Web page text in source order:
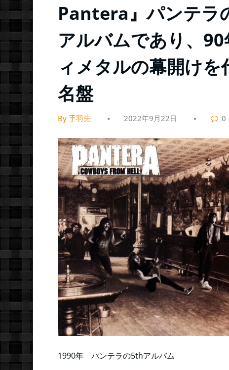
Pantera』パンテラ
アルバムであり、
ィメタルの幕開け
名盤
By 手羽先 2022年9月22日 0
1990年 パンテラの5thアルバム